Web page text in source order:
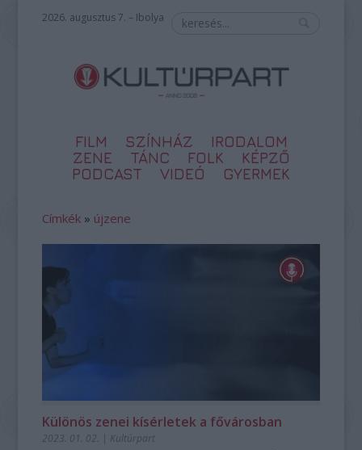
2026. augusztus 7. – Ibolya
FILM SZÍNHÁZ
IRODALOM
ZENE
TÁNC FOLK
KÉPZŐ
PODCAST
VIDEÓ GYERMEK
Címkék » újzene
Különös zenei kísérletek a fővárosban
2023. 01. 02. | Kultúrpart